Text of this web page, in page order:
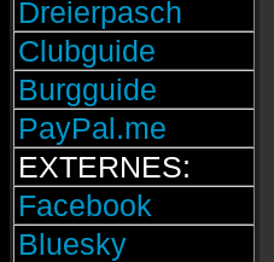
Dreierpasch
Clubguide
Burgguide
PayPal.me
EXTERNES:
Facebook
Bluesky